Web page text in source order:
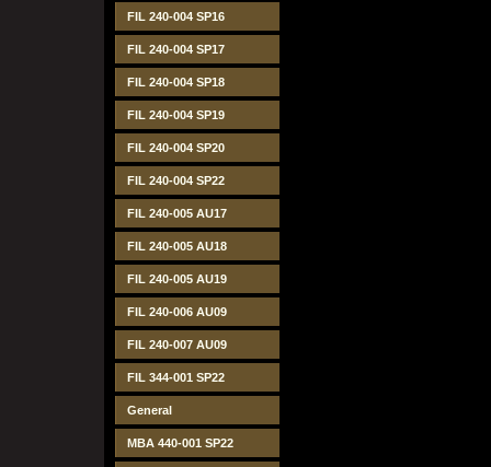
FIL 240-004 SP16
FIL 240-004 SP17
FIL 240-004 SP18
FIL 240-004 SP19
FIL 240-004 SP20
FIL 240-004 SP22
FIL 240-005 AU17
FIL 240-005 AU18
FIL 240-005 AU19
FIL 240-006 AU09
FIL 240-007 AU09
FIL 344-001 SP22
General
MBA 440-001 SP22